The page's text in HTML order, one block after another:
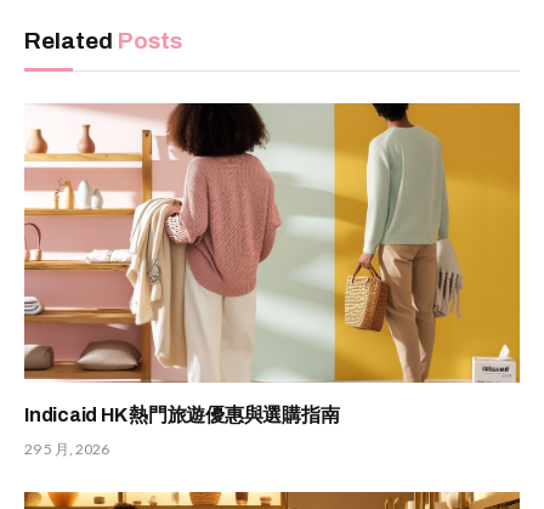
Related Posts
Indicaid HK 熱門旅遊優惠與選購指南
29 5 月, 2026